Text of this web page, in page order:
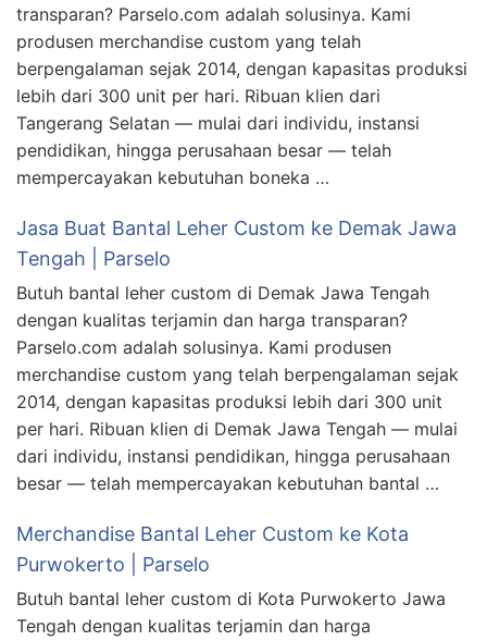
transparan? Parselo.com adalah solusinya. Kami
produsen merchandise custom yang telah
berpengalaman sejak 2014, dengan kapasitas produksi
lebih dari 300 unit per hari. Ribuan klien dari
Tangerang Selatan — mulai dari individu, instansi
pendidikan, hingga perusahaan besar — telah
mempercayakan kebutuhan boneka …
Jasa Buat Bantal Leher Custom ke Demak Jawa
Tengah | Parselo
Butuh bantal leher custom di Demak Jawa Tengah
dengan kualitas terjamin dan harga transparan?
Parselo.com adalah solusinya. Kami produsen
merchandise custom yang telah berpengalaman sejak
2014, dengan kapasitas produksi lebih dari 300 unit
per hari. Ribuan klien di Demak Jawa Tengah — mulai
dari individu, instansi pendidikan, hingga perusahaan
besar — telah mempercayakan kebutuhan bantal …
Merchandise Bantal Leher Custom ke Kota
Purwokerto | Parselo
Butuh bantal leher custom di Kota Purwokerto Jawa
Tengah dengan kualitas terjamin dan harga